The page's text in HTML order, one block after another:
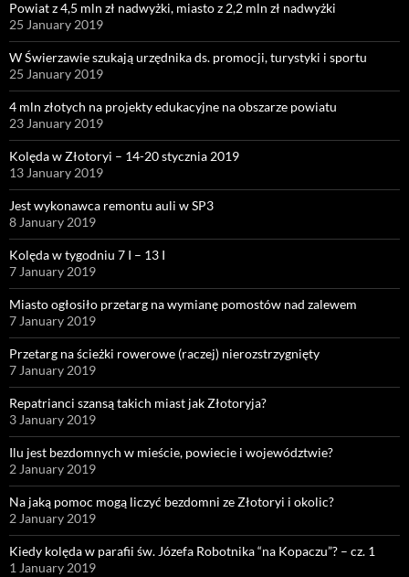
Powiat z 4,5 mln zł nadwyżki, miasto z 2,2 mln zł nadwyżki
25 January 2019
W Świerzawie szukają urzędnika ds. promocji, turystyki i sportu
25 January 2019
4 mln złotych na projekty edukacyjne na obszarze powiatu
23 January 2019
Kolęda w Złotoryi – 14-20 stycznia 2019
13 January 2019
Jest wykonawca remontu auli w SP3
8 January 2019
Kolęda w tygodniu 7 I – 13 I
7 January 2019
Miasto ogłosiło przetarg na wymianę pomostów nad zalewem
7 January 2019
Przetarg na ścieżki rowerowe (raczej) nierozstrzygnięty
7 January 2019
Repatrianci szansą takich miast jak Złotoryja?
3 January 2019
Ilu jest bezdomnych w mieście, powiecie i województwie?
2 January 2019
Na jaką pomoc mogą liczyć bezdomni ze Złotoryi i okolic?
2 January 2019
Kiedy kolęda w parafii św. Józefa Robotnika “na Kopaczu”? – cz. 1
1 January 2019